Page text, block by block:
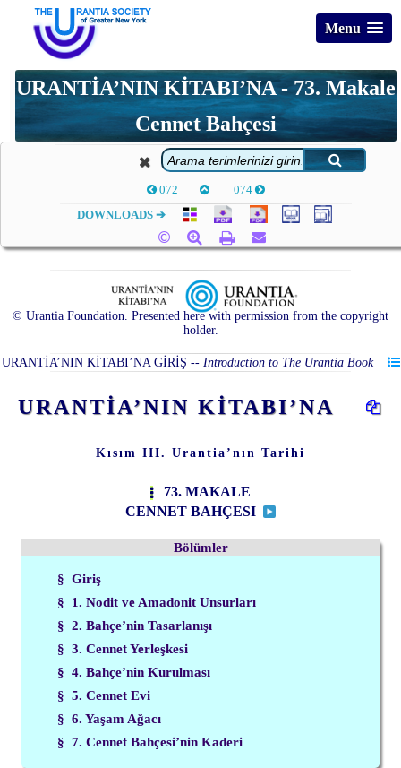
Menu
URANTİA’NIN KİTABI’NA - 73. Makale
Cennet Bahçesi
072 074
DOWNLOADS ➔
© Urantia Foundation. Presented here with permission from the copyright
holder.
URANTİA’NIN KİTABI’NA GİRİŞ -- Introduction to The Urantia Book
URANTİA’NIN KİTABI’NA
Kısım III. Urantia’nın Tarihi
73. MAKALE
CENNET BAHÇESI
Bölümler
§ Giriş
§ 1. Nodit ve Amadonit Unsurları
§ 2. Bahçe’nin Tasarlanışı
§ 3. Cennet Yerleşkesi
§ 4. Bahçe’nin Kurulması
§ 5. Cennet Evi
§ 6. Yaşam Ağacı
§ 7. Cennet Bahçesi’nin Kaderi